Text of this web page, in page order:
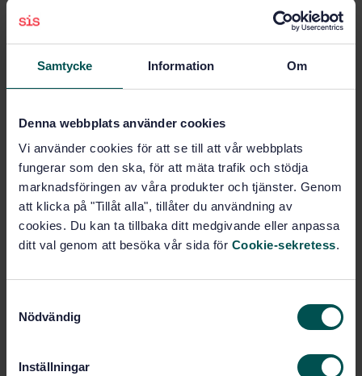
Samtycke Information Om
Denna webbplats använder cookies
Vi använder cookies för att se till att vår webbplats
fungerar som den ska, för att mäta trafik och stödja
marknadsföringen av våra produkter och tjänster. Genom
att klicka på "Tillåt alla", tillåter du användning av
cookies. Du kan ta tillbaka ditt medgivande eller anpassa
ditt val genom att besöka vår sida för Cookie-sekretess.
Nödvändig
Inställningar
SWEDISH STANDARD
Industrial thermoprocessing equipment - Part 4:
thermoprocessing equipment
Price: 1 097 SEK
PDF
Add to cart
Show more
Product information
Language: